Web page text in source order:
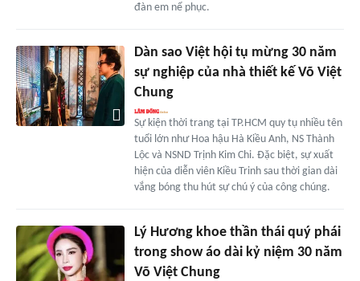
đàn em nể phục.
Dàn sao Việt hội tụ mừng 30 năm
sự nghiệp của nhà thiết kế Võ Việt
Chung
Sự kiện thời trang tại TP.HCM quy tụ nhiều tên
tuổi lớn như Hoa hậu Hà Kiều Anh, NS Thành
Lộc và NSND Trịnh Kim Chi. Đặc biệt, sự xuất
hiện của diễn viên Kiều Trinh sau thời gian dài
vắng bóng thu hút sự chú ý của công chúng.
Lý Hương khoe thần thái quý phái
trong show áo dài kỷ niệm 30 năm
Võ Việt Chung